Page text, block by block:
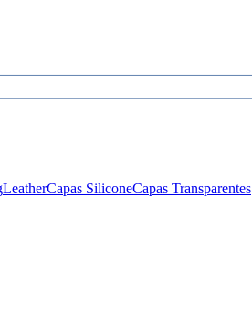
LeatherCapas SiliconeCapas Transparentes